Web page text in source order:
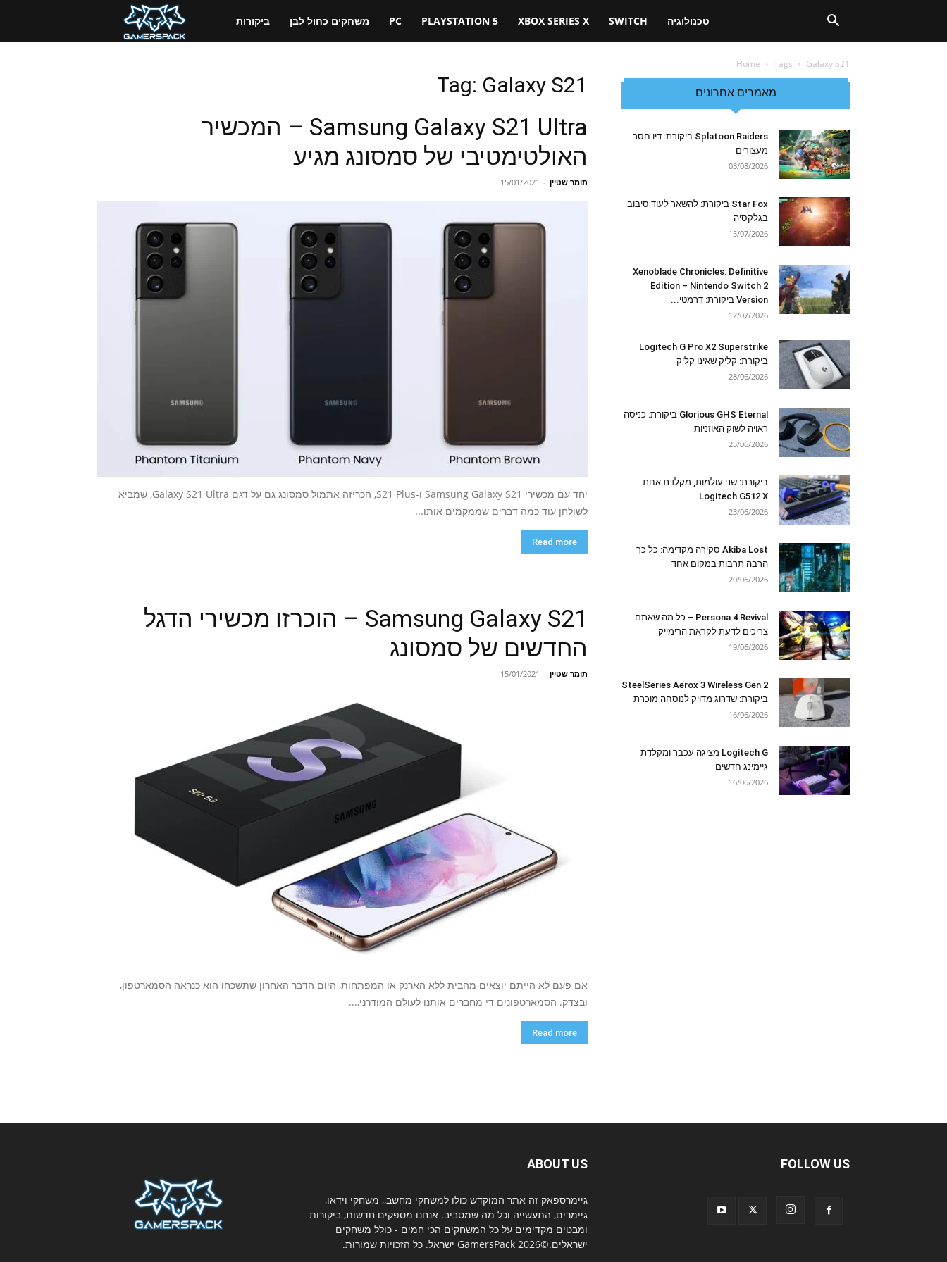
ביקורות משחקים כחול לבן PC PLAYSTATION 5 XBOX SERIES X SWITCH טכנולוגיה
Home Tags Galaxy S21
Tag: Galaxy S21
Samsung Galaxy S21 Ultra – המכשיר
האולטימטיבי של סמסונג מגיע
תומר שטיין -
15/01/2021
יחד עם מכשירי Samsung Galaxy S21 ו-S21 Plus, הכריזה אתמול סמסונג גם על דגם Galaxy S21 Ultra, שמביא
לשולחן עוד כמה דברים שממקמים אותו...
Read more
Samsung Galaxy S21 – הוכרזו מכשירי הדגל
החדשים של סמסונג
תומר שטיין -
15/01/2021
אם פעם לא הייתם יוצאים מהבית ללא הארנק או המפתחות, היום הדבר האחרון שתשכחו הוא כנראה הסמארטפון,
ובצדק. הסמארטפונים די מחברים אותנו לעולם המודרני,...
Read more
מאמרים אחרונים
Splatoon Raiders ביקורת: דיו חסר
מעצורים
03/08/2026
Star Fox ביקורת: להשאר לעוד סיבוב
בגלקסיה
15/07/2026
Xenoblade Chronicles: Definitive
Edition – Nintendo Switch 2
Version ביקורת: דרמטי...
12/07/2026
Logitech G Pro X2 Superstrike
ביקורת: קליק שאינו קליק
28/06/2026
Glorious GHS Eternal ביקורת: כניסה
ראויה לשוק האוזניות
25/06/2026
ביקורת: שני עולמות, מקלדת אחת
Logitech G512 X
23/06/2026
Akiba Lost סקירה מקדימה: כל כך
הרבה תרבות במקום אחד
20/06/2026
Persona 4 Revival – כל מה שאתם
צריכים לדעת לקראת הרימייק
19/06/2026
SteelSeries Aerox 3 Wireless Gen 2
ביקורת: שדרוג מדויק לנוסחה מוכרת
16/06/2026
Logitech G מציגה עכבר ומקלדת
גיימינג חדשים
16/06/2026
ABOUT US
גיימרספאק זה אתר המוקדש כולו למשחקי מחשב,, משחקי וידאו,
גיימרים, התעשייה וכל מה שמסביב. אנחנו מספקים חדשות, ביקורות
ומבטים מקדימים על כל המשחקים הכי חמים - כולל משחקים
ישראלים.©2026 GamersPack ישראל. כל הזכויות שמורות.
FOLLOW US